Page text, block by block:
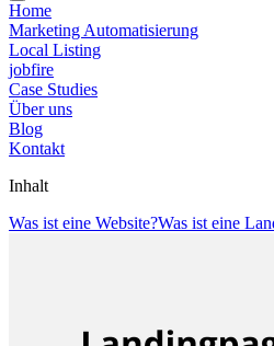
Home
Marketing Automatisierung
Local Listing
jobfire
Case Studies
Über uns
Blog
Kontakt
Inhalt
Was ist eine Website?Was ist eine